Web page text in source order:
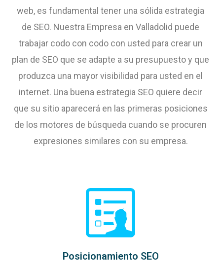
web, es fundamental tener una sólida estrategia
de SEO. Nuestra Empresa en Valladolid puede
trabajar codo con codo con usted para crear un
plan de SEO que se adapte a su presupuesto y que
produzca una mayor visibilidad para usted en el
internet. Una buena estrategia SEO quiere decir
que su sitio aparecerá en las primeras posiciones
de los motores de búsqueda cuando se procuren
expresiones similares con su empresa.
Posicionamiento SEO